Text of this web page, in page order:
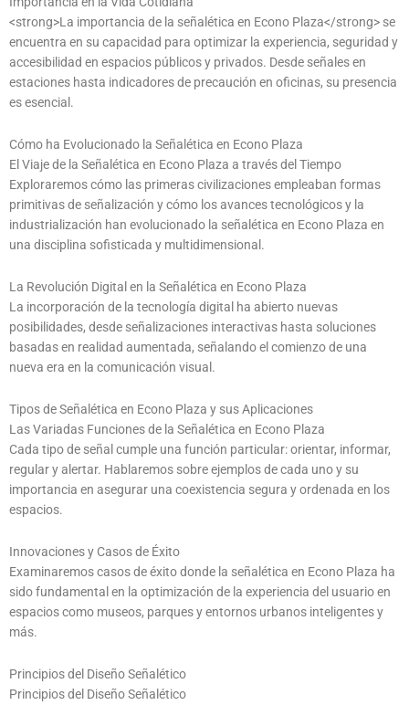
<strong>La importancia de la señalética en Econo Plaza</strong> se
encuentra en su capacidad para optimizar la experiencia, seguridad y
accesibilidad en espacios públicos y privados. Desde señales en
estaciones hasta indicadores de precaución en oficinas, su presencia
es esencial.
Cómo ha Evolucionado la Señalética en Econo Plaza
El Viaje de la Señalética en Econo Plaza a través del Tiempo
Exploraremos cómo las primeras civilizaciones empleaban formas
primitivas de señalización y cómo los avances tecnológicos y la
industrialización han evolucionado la señalética en Econo Plaza en
una disciplina sofisticada y multidimensional.
La Revolución Digital en la Señalética en Econo Plaza
La incorporación de la tecnología digital ha abierto nuevas
posibilidades, desde señalizaciones interactivas hasta soluciones
basadas en realidad aumentada, señalando el comienzo de una
nueva era en la comunicación visual.
Tipos de Señalética en Econo Plaza y sus Aplicaciones
Las Variadas Funciones de la Señalética en Econo Plaza
Cada tipo de señal cumple una función particular: orientar, informar,
regular y alertar. Hablaremos sobre ejemplos de cada uno y su
importancia en asegurar una coexistencia segura y ordenada en los
espacios.
Innovaciones y Casos de Éxito
Examinaremos casos de éxito donde la señalética en Econo Plaza ha
sido fundamental en la optimización de la experiencia del usuario en
espacios como museos, parques y entornos urbanos inteligentes y
más.
Principios del Diseño Señalético
Principios del Diseño Señalético